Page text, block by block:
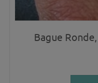
Bague